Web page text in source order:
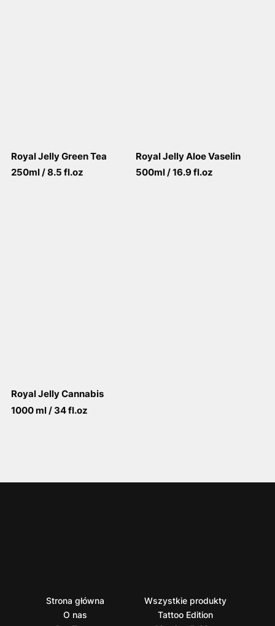
Royal Jelly Green Tea
250ml / 8.5 fl.oz
Royal Jelly Aloe Vaselin
500ml / 16.9 fl.oz
Royal Jelly Cannabis
1000 ml / 34 fl.oz
Strona główna
O nas
Wszystkie produkty
Tattoo Edition